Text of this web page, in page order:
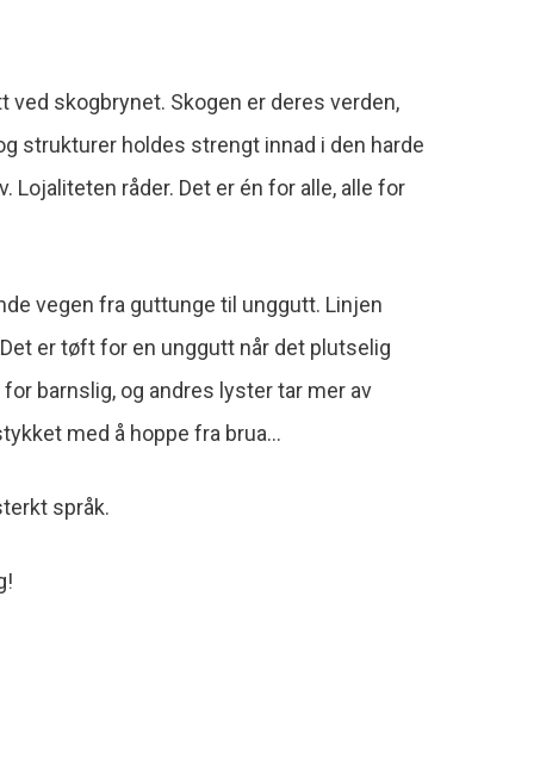
ved skogbrynet. Skogen er deres verden,
strukturer holdes strengt innad i den harde
Lojaliteten råder. Det er én for alle, alle for
vegen fra guttunge til unggutt. Linjen
er tøft for en unggutt når det plutselig
barnslig, og andres lyster tar mer av
med å hoppe fra brua…
språk.